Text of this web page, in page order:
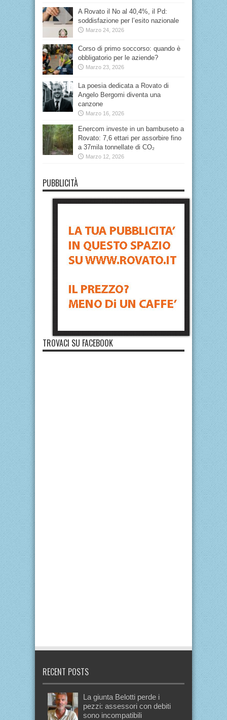
A Rovato il No al 40,4%, il Pd:
soddisfazione per l’esito nazionale
Marzo 24, 2026
Corso di primo soccorso: quando è
obbligatorio per le aziende?
Marzo 23, 2026
La poesia dedicata a Rovato di
Angelo Bergomi diventa una
canzone
Marzo 16, 2026
Enercom investe in un bambuseto a
Rovato: 7,6 ettari per assorbire fino
a 37mila tonnellate di CO₂
Marzo 12, 2026
PUBBLICITÀ
TROVACI SU FACEBOOK
RECENT POSTS
La giunta Belotti perde i
pezzi: assessori con debiti
sono incompatibili